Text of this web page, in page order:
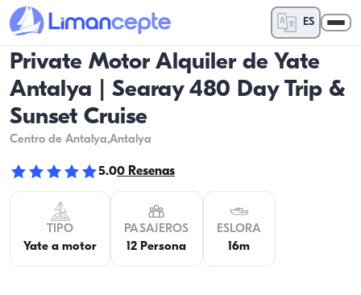
ES
Private Motor Alquiler de Yate
Antalya | Searay 480 Day Trip &
Sunset Cruise
Centro de Antalya,Antalya
5.00 Resenas
TIPO
Yate a motor
PASAJEROS
12 Persona
ESLORA
16m